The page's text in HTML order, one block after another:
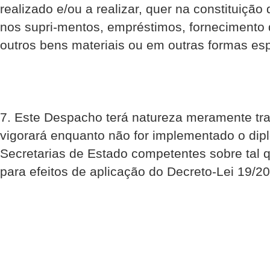
realizado e/ou a realizar, quer na constituição
nos supri-mentos, empréstimos, fornecimento
outros bens materiais ou em outras formas
7. Este Despacho terá natureza meramente
vigorará enquanto não for implementado o
Secretarias de Estado competentes sobre tal
para efeitos de aplicação do Decreto-Lei 19/